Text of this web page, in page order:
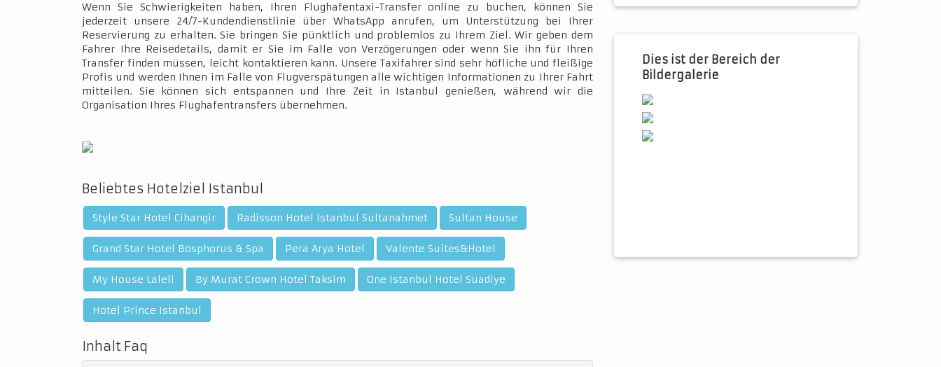
Wenn Sie Schwierigkeiten haben, Ihren Flughafentaxi-Transfer online zu buchen, können Sie
jederzeit unsere 24/7-Kundendienstlinie über WhatsApp anrufen, um Unterstützung bei Ihrer
Reservierung zu erhalten. Sie bringen Sie pünktlich und problemlos zu Ihrem Ziel. Wir geben dem
Fahrer Ihre Reisedetails, damit er Sie im Falle von Verzögerungen oder wenn Sie ihn für Ihren
Transfer finden müssen, leicht kontaktieren kann. Unsere Taxifahrer sind sehr höfliche und fleißige
Profis und werden Ihnen im Falle von Flugverspätungen alle wichtigen Informationen zu Ihrer Fahrt
mitteilen. Sie können sich entspannen und Ihre Zeit in Istanbul genießen, während wir die
Organisation Ihres Flughafentransfers übernehmen.
Beliebtes Hotelziel Istanbul
Style Star Hotel Cihangir Radisson Hotel Istanbul Sultanahmet Sultan House
Grand Star Hotel Bosphorus & Spa Pera Arya Hotel Valente Suites&Hotel
My House Laleli By Murat Crown Hotel Taksim One Istanbul Hotel Suadiye
Hotel Prince Istanbul
Inhalt Faq
Dies ist der Bereich der
Bildergalerie